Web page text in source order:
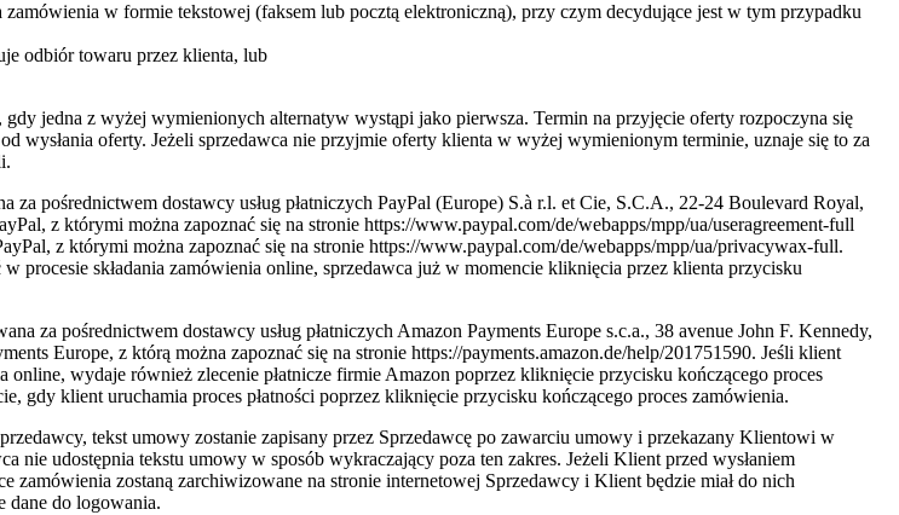
w formie tekstowej (faksem lub pocztą elektroniczną), przy czym decydujące jest w tym przypadku
odbiór towaru przez klienta, lub
jedna z wyżej wymienionych alternatyw wystąpi jako pierwsza. Termin na przyjęcie oferty rozpoczyna się
wysłania oferty. Jeżeli sprzedawca nie przyjmie oferty klienta w wyżej wymienionym terminie, uznaje się to za
za pośrednictwem dostawcy usług płatniczych PayPal (Europe) S.à r.l. et Cie, S.C.A., 22-24 Boulevard Royal,
z którymi można zapoznać się na stronie https://www.paypal.com/de/webapps/mpp/ua/useragreement-full
z którymi można zapoznać się na stronie https://www.paypal.com/de/webapps/mpp/ua/privacywax-full.
procesie składania zamówienia online, sprzedawca już w momencie kliknięcia przez klienta przycisku
za pośrednictwem dostawcy usług płatniczych Amazon Payments Europe s.c.a., 38 avenue John F. Kennedy,
Europe, z którą można zapoznać się na stronie https://payments.amazon.de/help/201751590. Jeśli klient
online, wydaje również zlecenie płatnicze firmie Amazon poprzez kliknięcie przycisku kończącego proces
klient uruchamia proces płatności poprzez kliknięcie przycisku kończącego proces zamówienia.
tekst umowy zostanie zapisany przez Sprzedawcę po zawarciu umowy i przekazany Klientowi w
udostępnia tekstu umowy w sposób wykraczający poza ten zakres. Jeżeli Klient przed wysłaniem
zostaną zarchiwizowane na stronie internetowej Sprzedawcy i Klient będzie miał do nich
dane do logowania.